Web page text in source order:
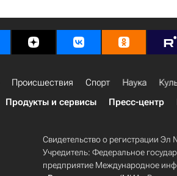
Происшествия Спорт Наука
Продукты и сервисы Пресс-центр
Свидетельство о регистрации
Учредитель: Федеральное
предприятие Международное